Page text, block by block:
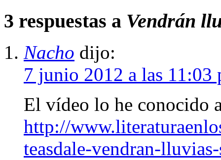
3 respuestas a Vendrán
Nacho dijo:
7 junio 2012 a las 11:03
El vídeo lo he conocido
http://
teasdale-vendran-